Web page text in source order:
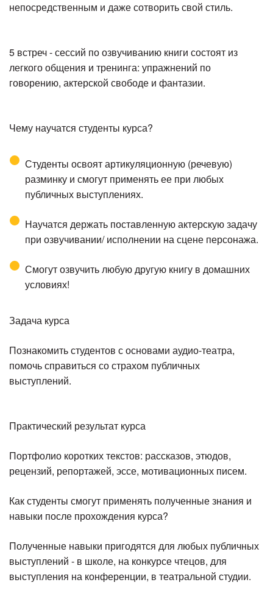
непосредственным и даже сотворить свой стиль.
5 встреч - сессий по озвучиванию книги состоят из
легкого общения и тренинга: упражнений по
говорению, актерской свободе и фантазии.
Чему научатся студенты курса?
Студенты освоят артикуляционную (речевую)
разминку и смогут применять ее при любых
публичных выступлениях.
Научатся держать поставленную актерскую задачу
при озвучивании/ исполнении на сцене персонажа.
Смогут озвучить любую другую книгу в домашних
условиях!
Задача курса
Познакомить студентов с основами аудио-театра,
помочь справиться со страхом публичных
выступлений.
Практический результат курса
Портфолио коротких текстов: рассказов, этюдов,
рецензий, репортажей, эссе, мотивационных писем.
Как студенты смогут применять полученные знания и
навыки после прохождения курса?
Полученные навыки пригодятся для любых публичных
выступлений - в школе, на конкурсе чтецов, для
выступления на конференции, в театральной студии.